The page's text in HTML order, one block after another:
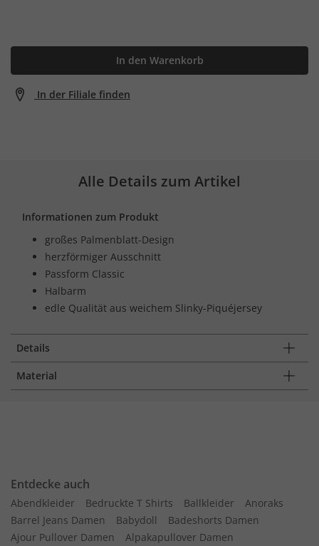
In den Warenkorb
In der Filiale finden
Alle Details zum Artikel
Informationen zum Produkt
großes Palmenblatt-Design
herzförmiger Ausschnitt
Passform Classic
Halbarm
edle Qualität aus weichem Slinky-Piquéjersey
Details
Material
Entdecke auch
Abendkleider Bedruckte T Shirts Ballkleider
Anoraks
Barrel Jeans Damen
Babydoll
Badeshorts Damen
Ajour Pullover Damen
Alpakapullover Damen